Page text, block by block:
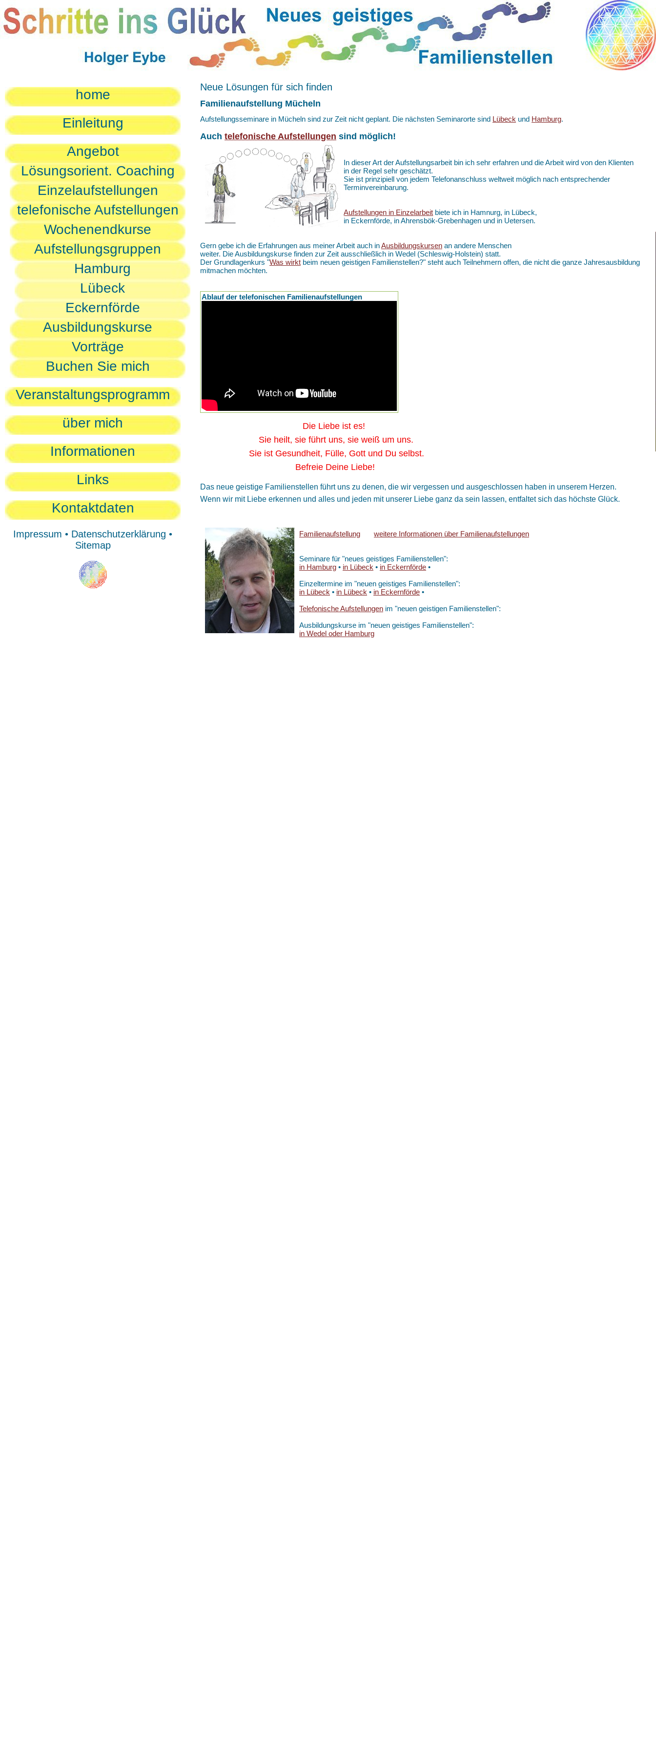
home
Einleitung
Angebot
Lösungsorient. Coaching
Einzelaufstellungen
telefonische Aufstellungen
Wochenendkurse
Aufstellungsgruppen
Hamburg
Lübeck
Eckernförde
Ausbildungskurse
Vorträge
Buchen Sie mich
Veranstaltungsprogramm
über mich
Informationen
Links
Kontaktdaten
Impressum • Datenschutzerklärung •
Sitemap
Neue Lösungen für sich finden
Familienaufstellung Mücheln
Aufstellungsseminare in Mücheln sind zur Zeit nicht geplant. Die nächsten Seminarorte sind Lübeck und Hamburg.
Auch telefonische Aufstellungen sind möglich!
In dieser Art der Aufstellungsarbeit bin ich sehr erfahren und die Arbeit wird von den Klienten
in der Regel sehr geschätzt.
Sie ist prinzipiell von jedem Telefonanschluss weltweit möglich nach entsprechender
Terminvereinbarung.
Aufstellungen in Einzelarbeit biete ich in Hamnurg, in Lübeck,
in Eckernförde, in Ahrensbök-Grebenhagen und in Uetersen.
Gern gebe ich die Erfahrungen aus meiner Arbeit auch inAusbildungskursen an andere Menschen
weiter. Die Ausbildungskurse finden zur Zeit ausschließlich in Wedel (Schleswig-Holstein) statt.
Der Grundlagenkurs "Was wirkt beim neuen geistigen Familienstellen?" steht auch Teilnehmern offen, die nicht die ganze Jahresausbildung
mitmachen möchten.
Ablauf der telefonischen Familienaufstellungen
Die Liebe ist es!
Sie heilt, sie führt uns, sie weiß um uns.
Sie ist Gesundheit, Fülle, Gott und Du selbst.
Befreie Deine Liebe!
Das neue geistige Familienstellen führt uns zu denen, die wir vergessen und ausgeschlossen haben in unserem Herzen.
Wenn wir mit Liebe erkennen und alles und jeden mit unserer Liebe ganz da sein lassen, entfaltet sich das höchste Glück.
Familienaufstellung weitere Informationen über Familienaufstellungen
Seminare für "neues geistiges Familienstellen":
in Hamburg • in Lübeck • in Eckernförde •
Einzeltermine im "neuen geistiges Familienstellen":
in Lübeck • in Lübeck • in Eckernförde •
Telefonische Aufstellungen im "neuen geistigen Familienstellen":
Ausbildungskurse im "neuen geistiges Familienstellen":
in Wedel oder Hamburg